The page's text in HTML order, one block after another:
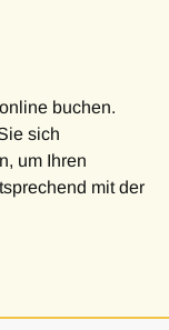
buchen.
sich
um Ihren
mit der